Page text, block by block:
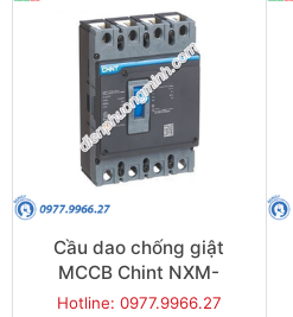
Cầu dao chống giật
MCCB Chint NXM-
125S/4300-100 25KA 4P
Hotline: 0977.9966.27